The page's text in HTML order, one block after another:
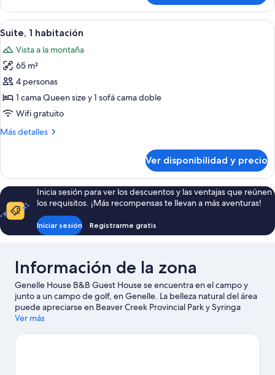
Deluxe
Ver
todas
las
fotos
de
Suite,
1
Una habitación con un ventanal
3
Suite, 1 habitación
Vista a la montaña
65 m²
4 personas
1 cama Queen size y 1 sofá cama doble
Wifi gratuito
Más detalles
Más
1
habitación
Ver disponibilidad y precio
Inicia sesión para ver los descuentos y las ventajas que reúnen
los requisitos. ¡Más recompensas te llevan a más aventuras!
Iniciar sesión Registrarme gratis
Información de la zona
Genelle House B&B Guest House se encuentra en el campo y
junto a un campo de golf, en Genelle. La belleza natural del área
puede apreciarse en Beaver Creek Provincial Park y Syringa
Provincial Park, y los puntos de interés incluyen Trail Memorial
Aquatic & Leisure Centre y Rossland Art Gallery. Disfruta de las
Ver más